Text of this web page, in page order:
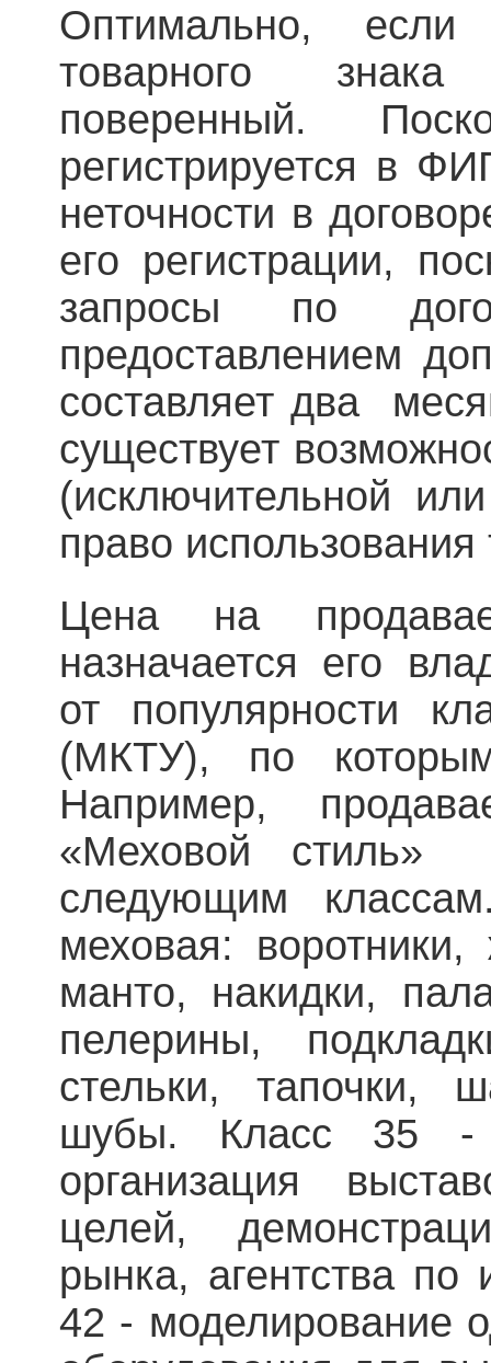
Оптимально,
товарного
поверенный.
регистрируется в
неточности в
его регистрации,
запросы по
предоставлением
составляет два
существует
(исключительной
право использования
Цена на
назначается его
от популярности
(МКТУ), по
Например,
«Меховой стиль»
следующим
меховая:
манто, накидки,
пелерины,
стельки,
шубы. Класс 35 -
организация
целей,
рынка, агентства по
42 - моделирование